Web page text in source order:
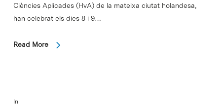
Ciències Aplicades (HvA) de la mateixa ciutat holandesa,
han celebrat els dies 8 i 9…
Read More
In